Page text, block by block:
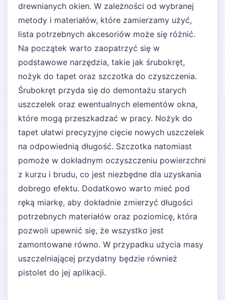
drewnianych okien. W zależności od wybranej
metody i materiałów, które zamierzamy użyć,
lista potrzebnych akcesoriów może się różnić.
Na początek warto zaopatrzyć się w
podstawowe narzędzia, takie jak śrubokręt,
nożyk do tapet oraz szczotka do czyszczenia.
Śrubokręt przyda się do demontażu starych
uszczelek oraz ewentualnych elementów okna,
które mogą przeszkadzać w pracy. Nożyk do
tapet ułatwi precyzyjne cięcie nowych uszczelek
na odpowiednią długość. Szczotka natomiast
pomoże w dokładnym oczyszczeniu powierzchni
z kurzu i brudu, co jest niezbędne dla uzyskania
dobrego efektu. Dodatkowo warto mieć pod
ręką miarkę, aby dokładnie zmierzyć długości
potrzebnych materiałów oraz poziomicę, która
pozwoli upewnić się, że wszystko jest
zamontowane równo. W przypadku użycia masy
uszczelniającej przydatny będzie również
pistolet do jej aplikacji.